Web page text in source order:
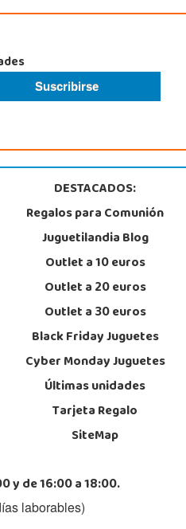
DESTACADOS:
Regalos para Comunión
Juguetilandia Blog
Outlet a 10 euros
Outlet a 20 euros
Outlet a 30 euros
Black Friday Juguetes
Cyber Monday Juguetes
Últimas unidades
Tarjeta Regalo
SiteMap
y de 16:00 a 18:00.
laborables)